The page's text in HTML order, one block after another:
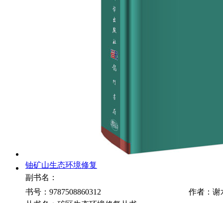
铀矿山生态环境修复
副书名：
书号：9787508860312
作者：谢